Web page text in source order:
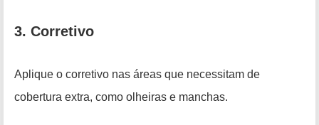
3. Corretivo
Aplique o corretivo nas áreas que necessitam de
cobertura extra, como olheiras e manchas.